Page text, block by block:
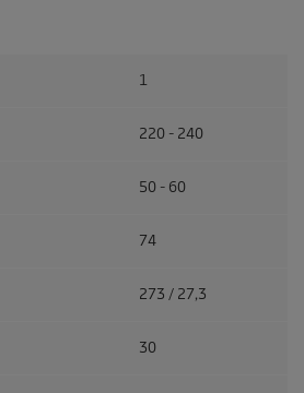
1
220 - 240
50 - 60
74
273 / 27,3
30